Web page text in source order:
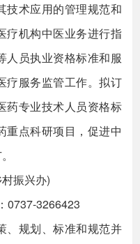
技术应用的管理规范和
疗机构中医业务进行指
人员执业资格标准和服
疗服务监管工作。拟订
药专业技术人员资格标
重点科研项目，促进中
振兴办)
3266423
规划、标准和规范并